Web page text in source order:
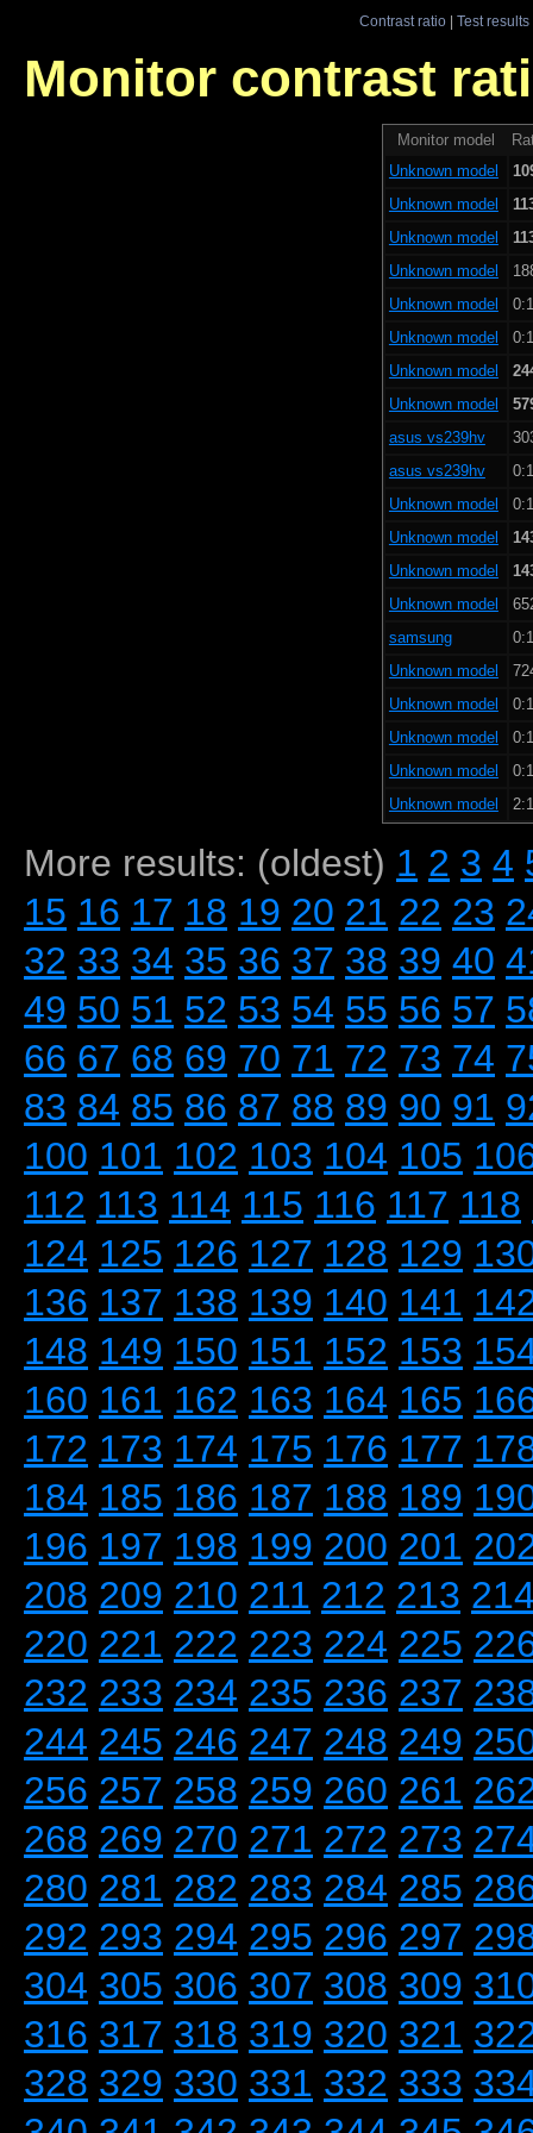
Contrast ratio| Test results
Monitor contrast
Monitor model
Unknown model
Unknown model
Unknown model
Unknown model
Unknown model
Unknown model
Unknown model
Unknown model
asus vs239hv
asus vs239hv
Unknown model
Unknown model
Unknown model
Unknown model
samsung
Unknown model
Unknown model
Unknown model
Unknown model
Unknown model
More results: (oldest) 1 2 3 4
15 16 17 18 19 20 21 22 23
32 33 34 35 36 37 38 39 40
49 50 51 52 53 54 55 56 57
66 67 68 69 70 71 72 73 74
83 84 85 86 87 88 89 90 91
100 101 102 103 104 105
112 113 114 115 116 117 118
124 125 126 127 128 129
136 137 138 139 140 141
148 149 150 151 152 153
160 161 162 163 164 165
172 173 174 175 176 177
184 185 186 187 188 189
196 197 198 199 200 201
208 209 210 211 212 213
220 221 222 223 224 225
232 233 234 235 236 237
244 245 246 247 248 249
256 257 258 259 260 261
268 269 270 271 272 273
280 281 282 283 284 285
292 293 294 295 296 297
304 305 306 307 308 309
316 317 318 319 320 321
328 329 330 331 332 333